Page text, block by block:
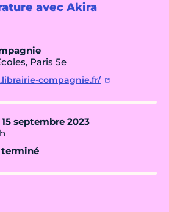
avec Akira
Paris 5e
compagnie.fr/
septembre 2023
terminé